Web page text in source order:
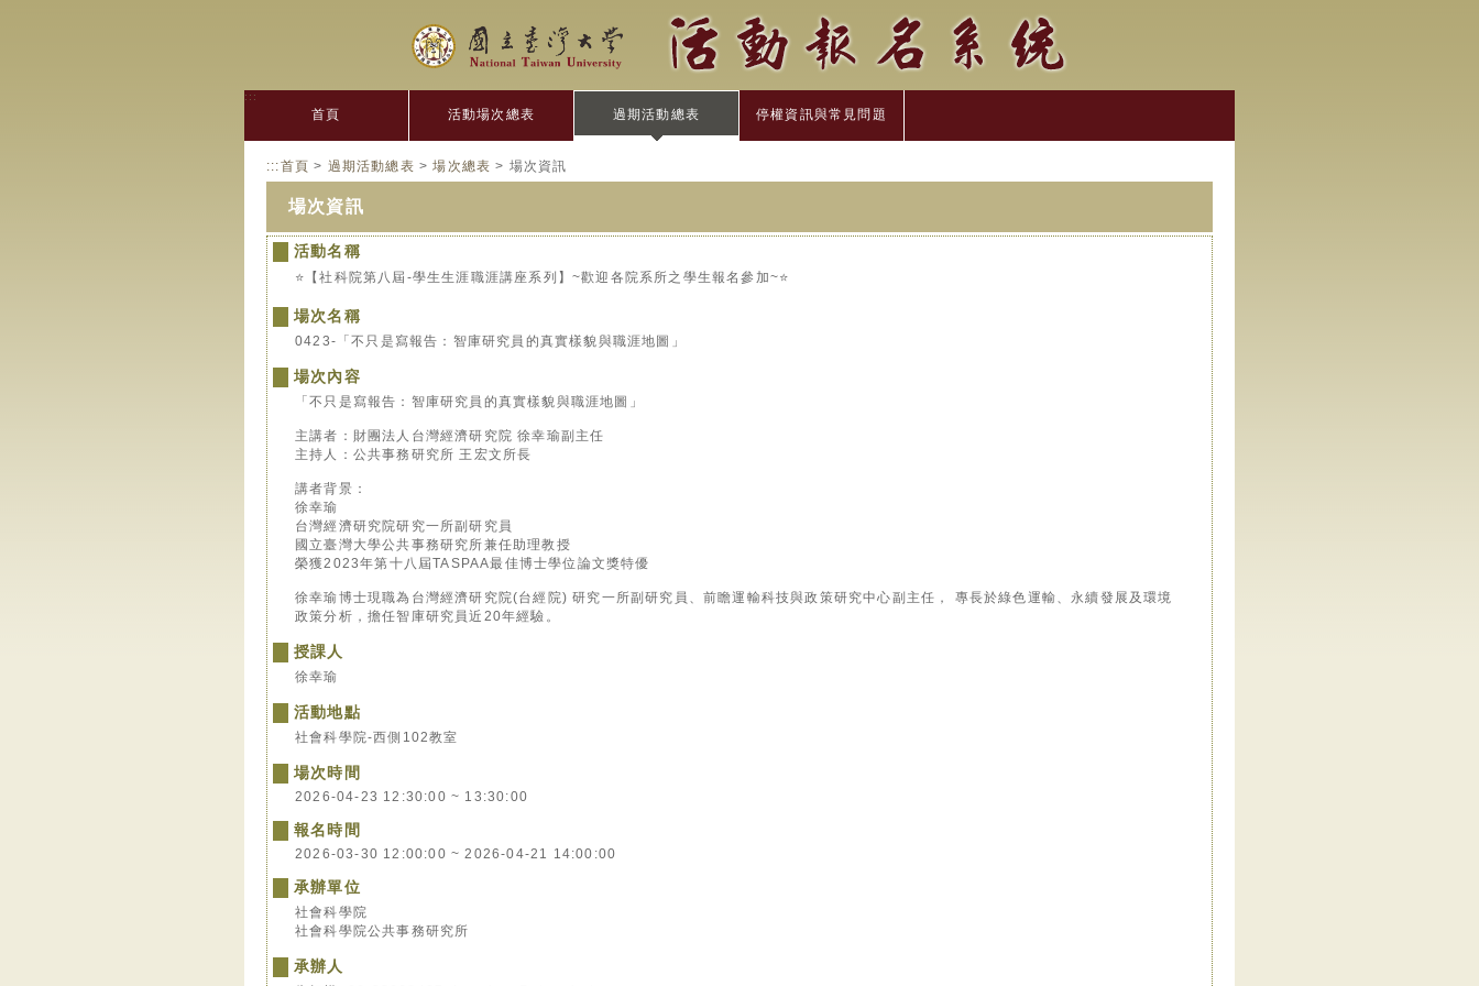
:::
首頁 活動場次總表 過期活動總表 停權資訊與常見問題
:::首頁 > 過期活動總表 >場次總表 > 場次資訊
場次資訊
活動名稱
⭐️【社科院第八屆-學生生涯職涯講座系列】~歡迎各院系所之學生報名參加~⭐️
場次名稱
0423-「不只是寫報告：智庫研究員的真實樣貌與職涯地圖」
場次內容
「不只是寫報告：智庫研究員的真實樣貌與職涯地圖」
主講者：財團法人台灣經濟研究院 徐幸瑜副主任
主持人：公共事務研究所 王宏文所長
講者背景：
徐幸瑜
台灣經濟研究院研究一所副研究員
國立臺灣大學公共事務研究所兼任助理教授
榮獲2023年第十八屆TASPAA最佳博士學位論文獎特優
徐幸瑜博士現職為台灣經濟研究院(台經院) 研究一所副研究員、前瞻運輸科技與政策研究中心副主任， 專長於綠色運輸、永續發展及環境
政策分析，擔任智庫研究員近20年經驗。
授課人
徐幸瑜
活動地點
社會科學院-西側102教室
場次時間
2026-04-23 12:30:00 ~ 13:30:00
報名時間
2026-03-30 12:00:00 ~ 2026-04-21 14:00:00
承辦單位
社會科學院
社會科學院公共事務研究所
承辦人